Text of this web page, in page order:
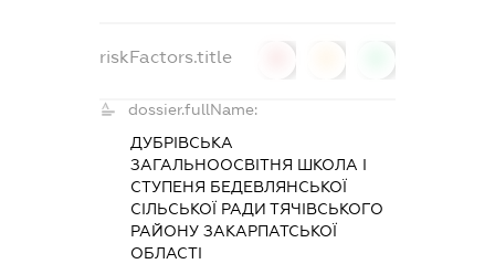
riskFactors.title
dossier.fullName:
ДУБРІВСЬКА
ЗАГАЛЬНООСВІТНЯ ШКОЛА І
СТУПЕНЯ БЕДЕВЛЯНСЬКОЇ
СІЛЬСЬКОЇ РАДИ ТЯЧІВСЬКОГО
РАЙОНУ ЗАКАРПАТСЬКОЇ
ОБЛАСТІ